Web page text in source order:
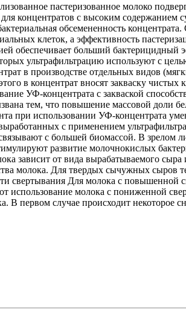
пастеризованное молоко
концентратов с высоким
обсемененность
клеток, а эффективность
обеспечивает больший бактерицидный
ультрафильтрацию используют с
в производстве отдельных видов
в концентрат вносят закваску
УФ-концентрата с закваской
тем, что повышение массовой доли
при использовании УФ-концентрата
с применением
с большей биомассой. В зрелом
развитие молочнокислых
зависит от вида вырабатываемого
молока. Для твердых сычужных
свертывания Для молока с
использование молока с пониженной
В первом случае происходит